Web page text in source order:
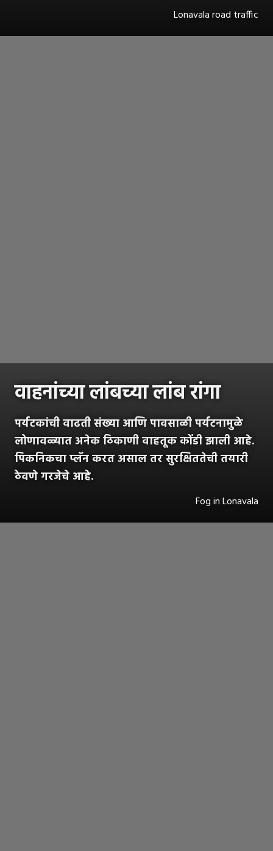
Lonavala road traffic
वाहनांच्या लांबच्या लांब रांगा
पर्यटकांची वाढती संख्या आणि पावसाळी पर्यटनामुळे
लोणावळ्यात अनेक ठिकाणी वाहतूक कोंडी झाली आहे.
पिकनिकचा प्लॅन करत असाल तर सुरक्षिततेची तयारी
ठेवणे गरजेचे आहे.
Fog in Lonavala